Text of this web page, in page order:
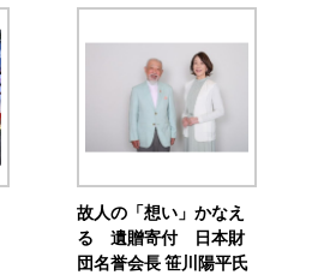
故人の「想い」かなえ
る 遺贈寄付 日本財
団名誉会長 笹川陽平氏